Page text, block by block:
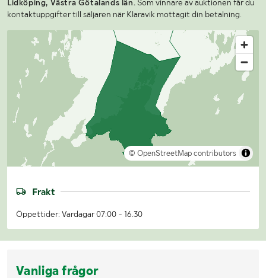
Lidköping, Västra Götalands län. Som vinnare av auktionen får du
kontaktuppgifter till säljaren när Klaravik mottagit din betalning.
© OpenStreetMap contributors
Frakt
Öppettider: Vardagar 07:00 - 16.30
Vanliga frågor